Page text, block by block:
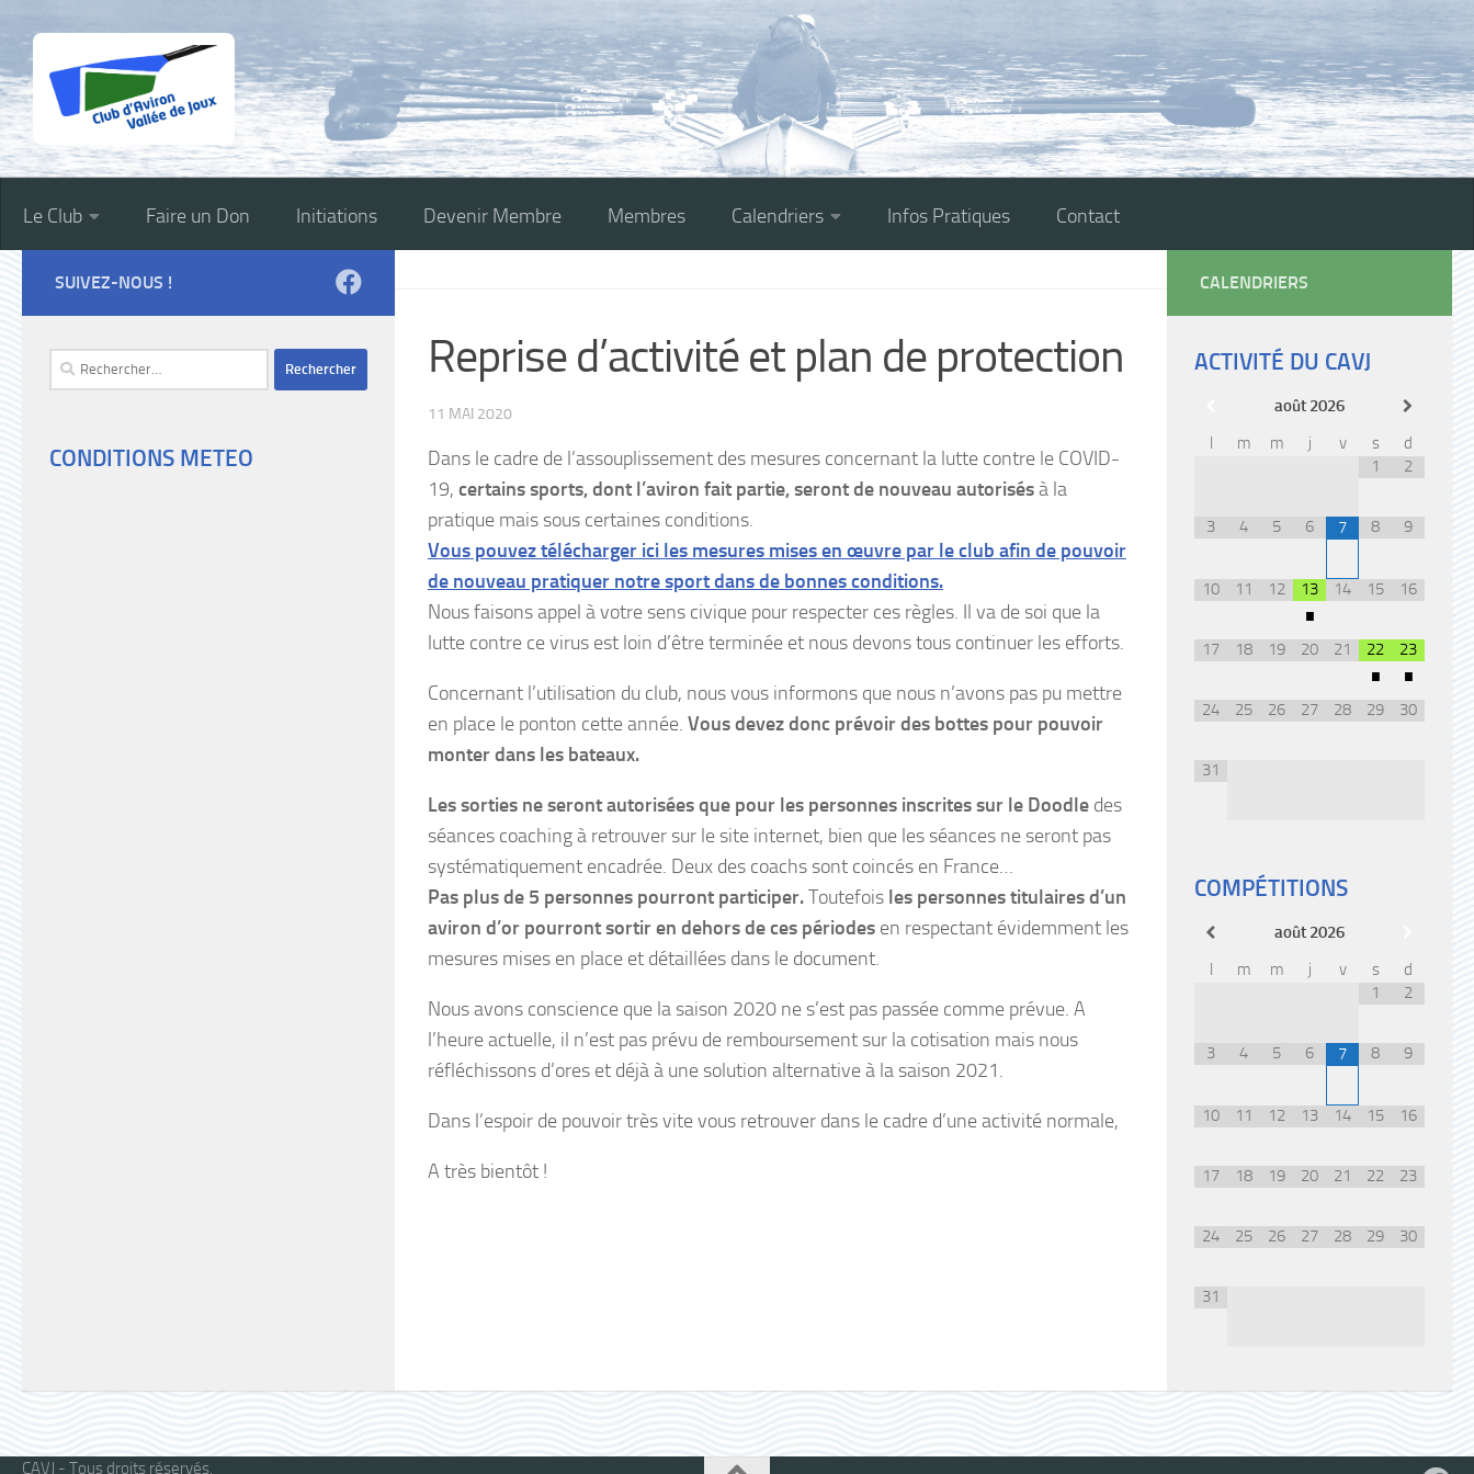
Skip to content
Le Club Faire un Don Initiations Devenir Membre Membres Calendriers Infos Pratiques Contact
Reprise d’activité et plan de protection
11 MAI 2020
Dans le cadre de l’assouplissement des mesures concernant la lutte contre le COVID-
19, certains sports, dont l’aviron fait partie, seront de nouveau autorisésà la
pratique mais sous certaines conditions.
Vous pouvez télécharger ici les mesures mises en œuvre par le club afin de pouvoir
de nouveau pratiquer notre sport dans de bonnes conditions.
Nous faisons appel à votre sens civique pour respecter ces règles. Il va de soi que la
lutte contre ce virus est loin d’être terminée et nous devons tous continuer les efforts.
Concernant l’utilisation du club, nous vous informons que nous n’avons pas pu mettre
en place le ponton cette année. Vous devez donc prévoir des bottes pour pouvoir
monter dans les bateaux.
Les sorties ne seront autorisées que pour les personnes inscrites sur le Doodle des
séances coaching à retrouver sur le site internet, bien que les séances ne seront pas
systématiquement encadrée. Deux des coachs sont coincés en France…
Pas plus de 5 personnes pourront participer.Toutefois les personnes titulaires d’un
aviron d’or pourront sortir en dehors de ces périodes en respectant évidemment les
mesures mises en place et détaillées dans le document.
Nous avons conscience que la saison 2020 ne s’est pas passée comme prévue. A
l’heure actuelle, il n’est pas prévu de remboursement sur la cotisation mais nous
réfléchissons d’ores et déjà à une solution alternative à la saison 2021.
Dans l’espoir de pouvoir très vite vous retrouver dans le cadre d’une activité normale,
A très bientôt !
SUIVEZ-NOUS !
Rechercher :
CONDITIONS METEO
CALENDRIERS
ACTIVITÉ DU CAVJ
août 2026
l
m m j v s
d
1
2
3 4 5 6 7 8 9
10 11 12 13
•
14 15 16
17 18 19 20 21 22
•
23
•
24 25 26 27 28 29 30
31
COMPÉTITIONS
août 2026
l
m m j v s
d
1
2
3 4 5 6 7 8 9
10 11 12 13 14 15 16
17 18 19 20 21 22 23
24 25 26 27 28 29 30
31
CAVJ - Tous droits réservés.